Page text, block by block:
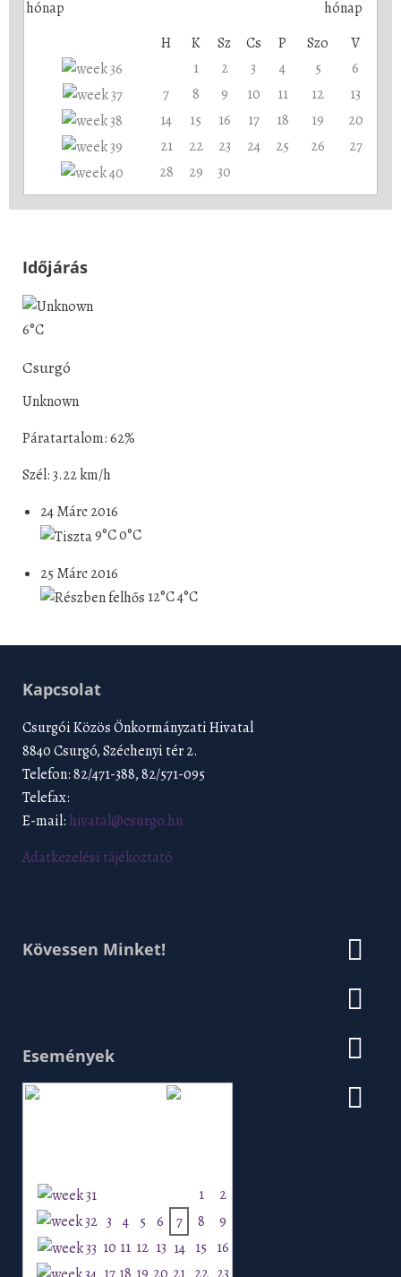
H K Sz Cs P Szo
V
1
2 3 4 5
6
7
8 9 10 11 12
13
14
15 16 17 18 19
20
21
22 23 24 25 26
27
28
29 30
Időjárás
6°C
Csurgó
Unknown
Páratartalom: 62%
Szél: 3.22 km/h
24 Márc 2016
9°C0°C
25 Márc 2016
12°C4°C
Kapcsolat
Csurgói Közös Önkormányzati Hivatal
8840 Csurgó, Széchenyi tér 2.
Telefon: 82/471-388, 82/571-095
Telefax:
E-mail: hivatal@csurgo.hu
Adatkezelési tájékoztató
Kövessen Minket!
Események
1
2
3 4 5 6 7 8
9
10 11 12 13 14 15 16